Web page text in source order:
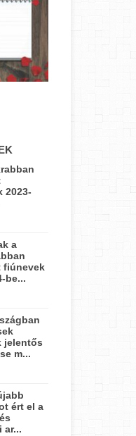
2023-
a
fiúnevek
be...
jelentős
m...
ért el a
ar...